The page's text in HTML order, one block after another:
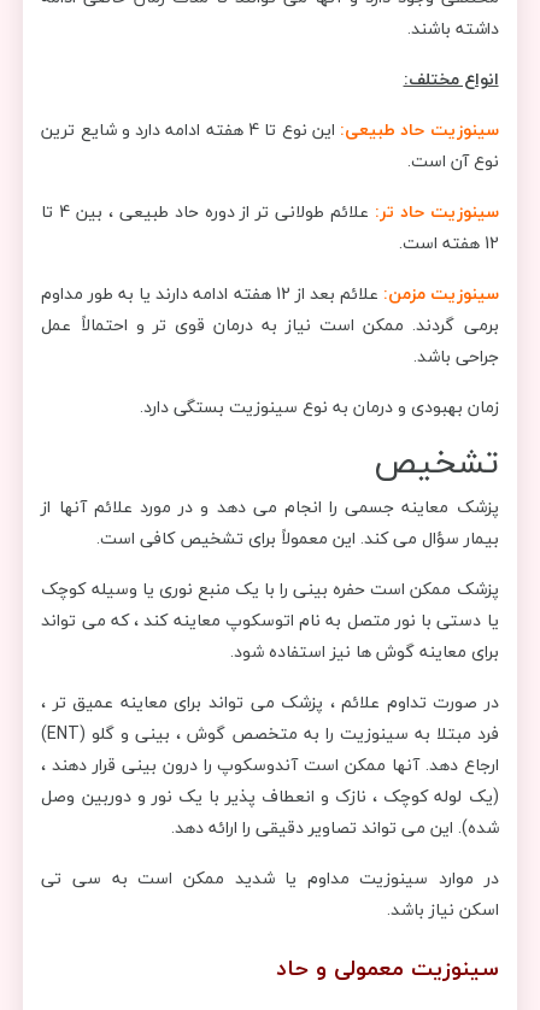
داشته باشند.
انواع مختلف:
سینوزیت حاد طبیعی:
این نوع تا 4 هفته ادامه دارد و شایع ترین
نوع آن است.
سینوزیت حاد تر:
علائم طولانی تر از دوره حاد طبیعی ، بین 4 تا
12 هفته است.
سینوزیت مزمن:
علائم بعد از 12 هفته ادامه دارند یا به طور مداوم
برمی گردند. ممکن است نیاز به درمان قوی تر و احتمالاً عمل
جراحی باشد.
زمان بهبودی و درمان به نوع سینوزیت بستگی دارد.
تشخیص
پزشک معاینه جسمی را انجام می دهد و در مورد علائم آنها از
بیمار سؤال می کند. این معمولاً برای تشخیص کافی است.
پزشک ممکن است حفره بینی را با یک منبع نوری یا وسیله کوچک
یا دستی با نور متصل به نام اتوسکوپ معاینه کند ، که می تواند
برای معاینه گوش ها نیز استفاده شود.
در صورت تداوم علائم ، پزشک می تواند برای معاینه عمیق تر ،
فرد مبتلا به سینوزیت را به متخصص گوش ، بینی و گلو (ENT)
ارجاع دهد. آنها ممکن است آندوسکوپ را درون بینی قرار دهند ،
(یک لوله کوچک ، نازک و انعطاف پذیر با یک نور و دوربین وصل
شده). این می تواند تصاویر دقیقی را ارائه دهد.
در موارد سینوزیت مداوم یا شدید ممکن است به سی تی
اسکن نیاز باشد.
سینوزیت معمولی و حاد